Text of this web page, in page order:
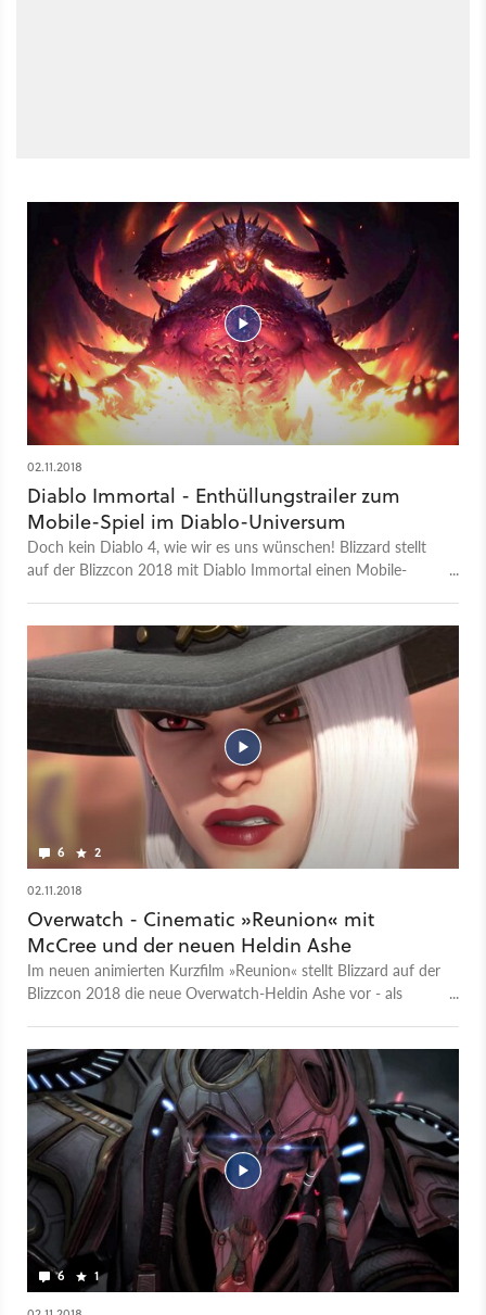
02.11.2018
Diablo Immortal - Enthüllungstrailer zum
Mobile-Spiel im Diablo-Universum
Doch kein Diablo 4, wie wir es uns wünschen! Blizzard stellt
auf der Blizzcon 2018 mit Diablo Immortal einen Mobile-
Diablo Immortal. Darin enthalten sind sechs spielbare Klassen:
Kreuzritter, Barbar, Zauberin, Dämonenjäger, Mönch und
Totenbeschwörer. Ein Releasetermin für das neue Diablo für
Handys und Tablet gibt es noch nicht, Diablo Immortal soll
laut Blizzard »bald« erscheinen - dabei hatten sich PC-Spieler
wohl eher ein echtes Diablo 4 für den PC erhofft.
6 2
02.11.2018
Overwatch - Cinematic »Reunion« mit
McCree und der neuen Heldin Ashe
Im neuen animierten Kurzfilm »Reunion« stellt Blizzard auf der
Blizzcon 2018 die neue Overwatch-Heldin Ashe vor - als
und ihrer Deadlock Gang, der er früher selbst angehörte. Die
beiden Parteien streiten um den ominösen Inhalt eines
entgleisten Frachtcontainers, wir vermuteten eine
Nuklearwaffe. Was es tatsächlich ist, seht ihr im Film. Soviel
sei verraten: Es könnte sich um einen weiteren zukünftigen
Helden handeln, oder um eine Kokosnuss. Wann Ashe auf
dem PTR und schließlich auf den Live-Servern einreiten wird,
ist noch nicht bekannt. Hier lest ihr aber, was bereits über die
29. Overwatch-Heldin bekannt ist.
6 1